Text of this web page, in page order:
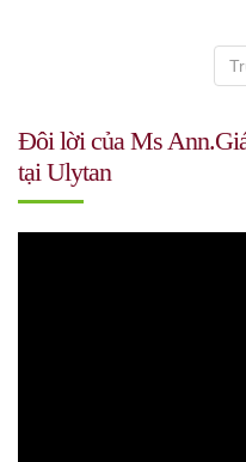
Đôi lời của Ms
tại Ulytan